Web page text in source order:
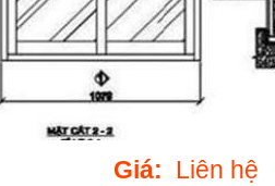
Giá: Liên hệ